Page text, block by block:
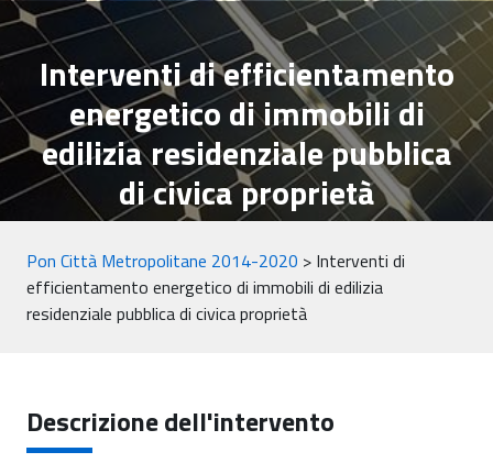
Interventi di efficientamento
energetico di immobili di
edilizia residenziale pubblica
di civica proprietà
Pon Città Metropolitane 2014-2020 > Interventi di
efficientamento energetico di immobili di edilizia
residenziale pubblica di civica proprietà
Descrizione dell'intervento